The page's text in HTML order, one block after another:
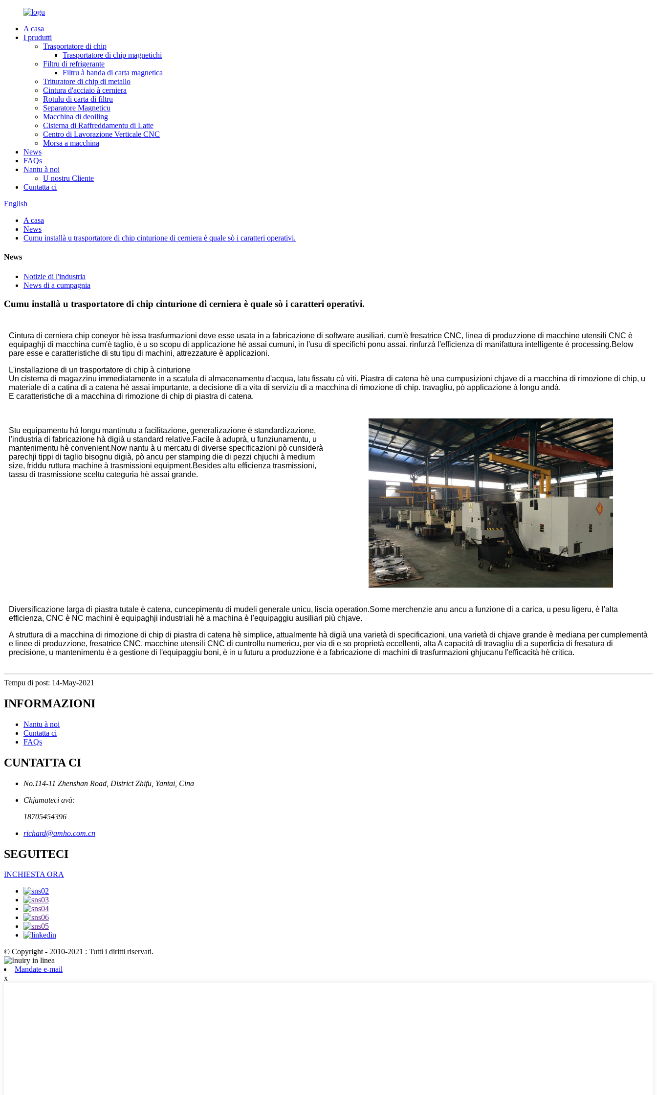
A casa
I prudutti
Trasportatore di chip
Trasportatore di chip magnetichi
Filtru di refrigerante
Filtru à banda di carta magnetica
Trituratore di chip di metallo
Cintura d'acciaio à cerniera
Rotulu di carta di filtru
Separatore Magneticu
Macchina di deoiling
Cisterna di Raffreddamentu di Latte
Centro di Lavorazione Verticale CNC
Morsa a macchina
News
FAQs
Nantu à noi
U nostru Cliente
Cuntatta ci
English
A casa
News
Cumu installà u trasportatore di chip cinturione di cerniera è quale sò i caratteri operativi.
News
Notizie di l'industria
News di a cumpagnia
Cumu installà u trasportatore di chip cinturione di cerniera è quale sò i caratteri operativi.
Cintura di cerniera chip coneyor hè issa trasfurmazioni deve esse usata in a fabricazione di software ausiliari, cum'è fresatrice CNC, linea di produzzione di macchine utensili CNC è
equipaghji di macchina cum'è taglio, è u so scopu di applicazione hè assai cumuni, in l'usu di specifichi ponu assai. rinfurzà l'efficienza di manifattura intelligente è processing.Below
pare esse e caratteristiche di stu tipu di machini, attrezzature è applicazioni.
L'installazione di un trasportatore di chip à cinturione
Un cisterna di magazzinu immediatamente in a scatula di almacenamentu d'acqua, latu fissatu cù viti. Piastra di catena hè una cumpusizioni chjave di a macchina di rimozione di chip, u
materiale di a catina di a catena hè assai impurtante, a decisione di a vita di serviziu di a macchina di rimozione di chip. travagliu, pò applicazione à longu andà.
E caratteristiche di a macchina di rimozione di chip di piastra di catena.
Stu equipamentu hà longu mantinutu a facilitazione, generalizazione è standardizazione,
l'industria di fabricazione hà digià u standard relative.Facile à aduprà, u funziunamentu, u
mantenimentu hè convenient.Now nantu à u mercatu di diverse specificazioni pò cunsiderà
parechji tippi di taglio bisognu digià, pò ancu per stamping die di pezzi chjuchi à medium
size, friddu ruttura machine à trasmissioni equipment.Besides altu efficienza trasmissioni,
tassu di trasmissione sceltu categuria hè assai grande.
Diversificazione larga di piastra tutale è catena, cuncepimentu di mudeli generale unicu, liscia operation.Some merchenzie anu ancu a funzione di a carica, u pesu ligeru, è l'alta
efficienza, CNC è NC machini è equipaghji industriali hè a machina è l'equipaggiu ausiliari più chjave.
A struttura di a macchina di rimozione di chip di piastra di catena hè simplice, attualmente hà digià una varietà di specificazioni, una varietà di chjave grande è mediana per cumplementà
e linee di produzzione, fresatrice CNC, macchine utensili CNC di cuntrollu numericu, per via di e so proprietà eccellenti, alta A capacità di travagliu di a superficia di fresatura di
precisione, u mantenimentu è a gestione di l'equipaggiu boni, è in u futuru a produzzione è a fabricazione di machini di trasfurmazioni ghjucanu l'efficacità hè critica.
Tempu di post: 14-May-2021
INFORMAZIONI
Nantu à noi
Cuntatta ci
FAQs
CUNTATTA CI
No.114-11 Zhenshan Road, District Zhifu, Yantai, Cina
Chjamateci avà:
18705454396
richard@amho.com.cn
SEGUITECI
INCHIESTA ORA
© Copyright - 2010-2021 : Tutti i diritti riservati.
Mandate e-mail
x